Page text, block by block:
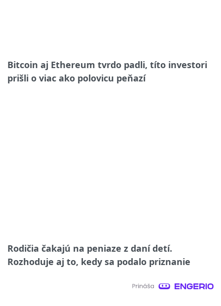
Bitcoin aj Ethereum tvrdo padli, títo investori
prišli o viac ako polovicu peňazí
Rodičia čakajú na peniaze z daní detí.
Rozhoduje aj to, kedy sa podalo priznanie